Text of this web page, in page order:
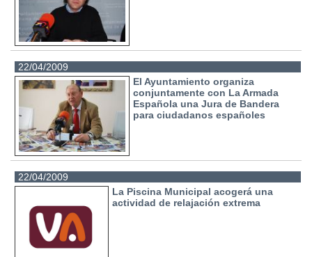
22/04/2009
El Ayuntamiento organiza
conjuntamente con La Armada
Española una Jura de Bandera
para ciudadanos españoles
22/04/2009
La Piscina Municipal acogerá una
actividad de relajación extrema